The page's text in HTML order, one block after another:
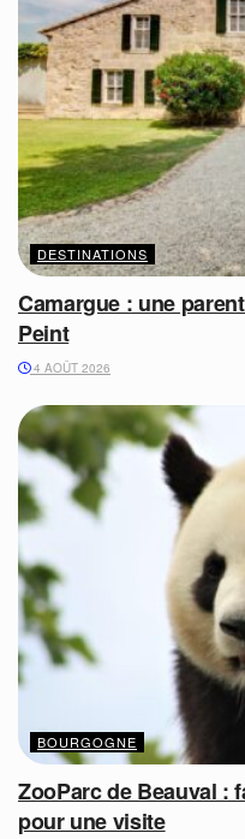
DESTINATIONS
Camargue : une
Peint
4 AOÛT 2026
BOURGOGNE
ZooParc de Beauval :
pour une visite